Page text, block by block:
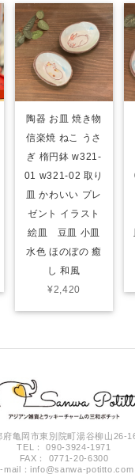
陶器 お皿 焼き物
信楽焼 ねこ うさ
ぎ 楕円鉢 w321-
01 w321-02 取り
皿 かわいい プレ
ゼント イラスト
絵皿 豆皿 小皿
水色 ほのぼの 癒
し 和風
¥2,420
府亀岡市東別院町湯谷柳山26-
TEL： 090-3924-1971
FAX： 0771-20-6300
mail：info@sanwa-potitto.com